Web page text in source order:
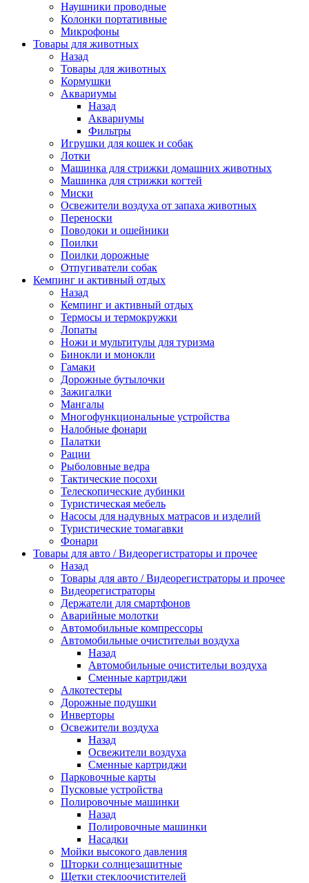
Наушники проводные
Колонки портативные
Микрофоны
Товары для животных
Назад
Товары для животных
Кормушки
Аквариумы
Назад
Аквариумы
Фильтры
Игрушки для кошек и собак
Лотки
Машинка для стрижки домашних животных
Машинка для стрижки когтей
Миски
Освежители воздуха от запаха животных
Переноски
Поводоки и ошейники
Поилки
Поилки дорожные
Отпугиватели собак
Кемпинг и активный отдых
Назад
Кемпинг и активный отдых
Термосы и термокружки
Лопаты
Ножи и мультитулы для туризма
Бинокли и монокли
Гамаки
Дорожные бутылочки
Зажигалки
Мангалы
Многофункциональные устройства
Налобные фонари
Палатки
Рации
Рыболовные ведра
Тактические посохи
Телескопические дубинки
Туристическая мебель
Насосы для надувных матрасов и изделий
Туристические томагавки
Фонари
Товары для авто / Видеорегистраторы и прочее
Назад
Товары для авто / Видеорегистраторы и прочее
Видеорегистраторы
Держатели для смартфонов
Аварийные молотки
Автомобильные компрессоры
Автомобильные очистительи воздуха
Назад
Автомобильные очистительи воздуха
Сменные картриджи
Алкотестеры
Дорожные подушки
Инверторы
Освежители воздуха
Назад
Освежители воздуха
Сменные картриджи
Парковочные карты
Пусковые устройства
Полировочные машинки
Назад
Полировочные машинки
Насадки
Мойки высокого давления
Шторки солнцезащитные
Щетки стеклоочистителей